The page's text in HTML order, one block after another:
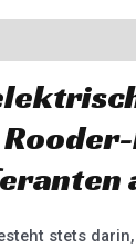
stets